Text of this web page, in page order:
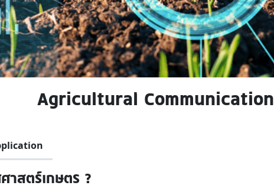
Agricultural
าสตร์เกษตร ?